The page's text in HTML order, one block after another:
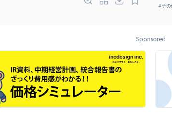
#そ
Sponsored